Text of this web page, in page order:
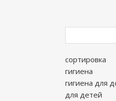
сортировка
гигиена
гигиена для
для детей